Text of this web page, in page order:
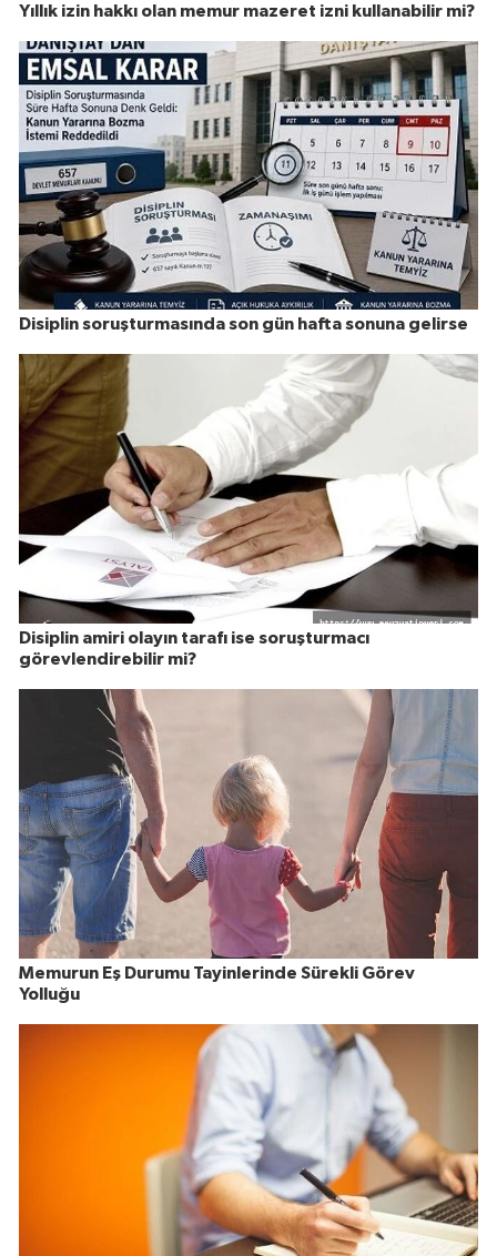
Yıllık izin hakkı olan memur mazeret izni kullanabilir mi?
Disiplin soruşturmasında son gün hafta sonuna gelirse
Disiplin amiri olayın tarafı ise soruşturmacı
görevlendirebilir mi?
Memurun Eş Durumu Tayinlerinde Sürekli Görev
Yolluğu